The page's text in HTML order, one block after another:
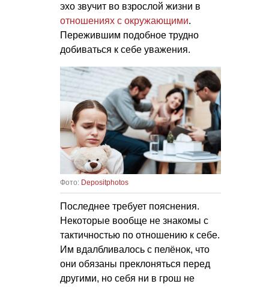
эхо звучит во взрослой жизни в
отношениях с окружающими.
Пережившим подобное трудно
добиваться к себе уважения.
Фото: Depositphotos
Последнее требует пояснения.
Некоторые вообще не знакомы с
тактичностью по отношению к себе.
Им вдалбливалось с пелёнок, что
они обязаны преклоняться перед
другими, но себя ни в грош не